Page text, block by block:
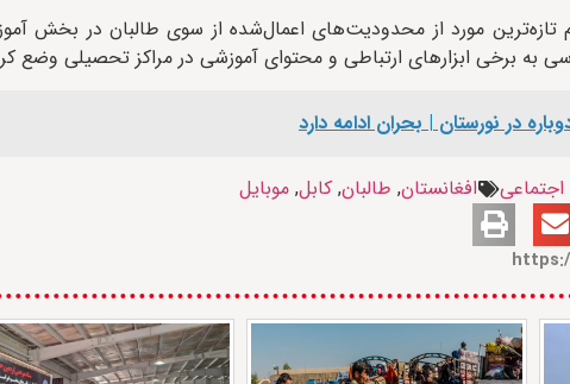
تازه‌ترین مورد از محدودیت‌های اعمال‌شده از سوی طالبان در بخش
به برخی ابزارهای ارتباطی و محتوای آموزشی در مراکز تحصیلی وضع
در نورستان | بحران ادامه دارد
افغانستان, طالبان, کابل, موبایل